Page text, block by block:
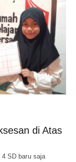
di Atas
4 SD baru saja